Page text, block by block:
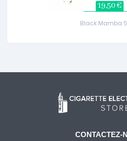
19,50 €
Black Mamba
CONTACTEZ-